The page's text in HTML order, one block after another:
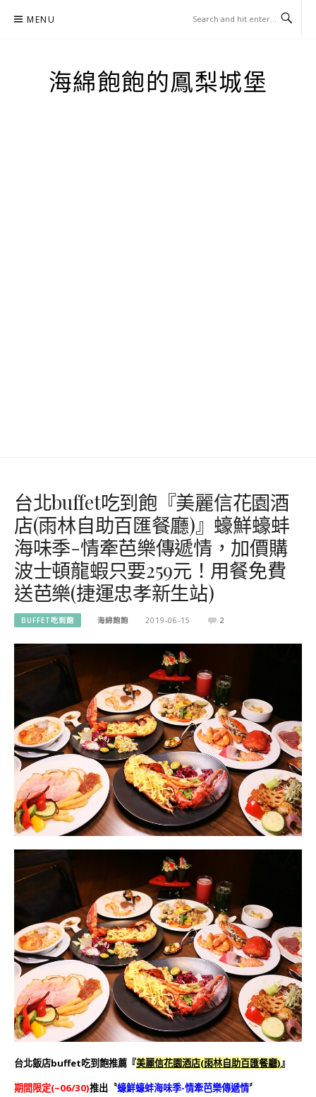
MENU
海綿飽飽的鳳梨城堡
台北buffet吃到飽『美麗信花園酒
店(雨林自助百匯餐廳)』蠔鮮蠔蚌
海味季-情牽芭樂傳遞情，加價購
波士頓龍蝦只要259元！用餐免費
送芭樂(捷運忠孝新生站)
BUFFET吃到飽 海綿飽飽 2019-06-15 2
台北飯店buffet吃到飽推薦 『美麗信花園酒店(雨林自助百匯餐廳)』
期間限定(~06/30)推出〝蠔鮮蠔蚌海味季-情牽芭樂傳遞情〞